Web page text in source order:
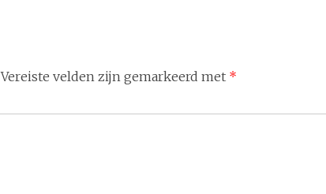
Vereiste velden zijn gemarkeerd met *